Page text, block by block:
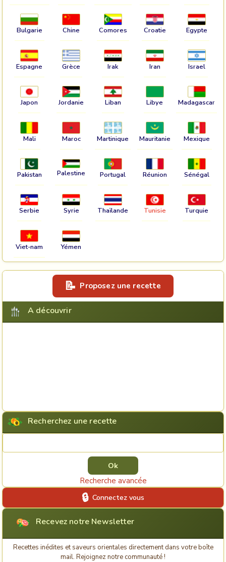
Bulgarie Chine Comores Croatie Egypte
Espagne Grèce Irak Iran Israel
Japon Jordanie Liban Libye Madagascar
Mali Maroc Martinique Mauritanie Mexique
Pakistan Palestine Portugal Réunion Sénégal
Serbie Syrie Thaïlande Tunisie Turquie
Viet-nam Yémen
Proposez une recette
A découvrir
Recherchez une recette
Recherche avancée
Connectez vous
Recevez notre Newsletter
Recettes inédites et saveurs orientales directement dans votre boîte
mail. Rejoignez notre communauté !